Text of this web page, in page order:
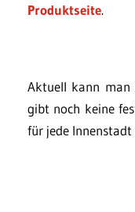
Produktseite.
Aktuell kann man
gibt noch keine
für jede Innenstadt